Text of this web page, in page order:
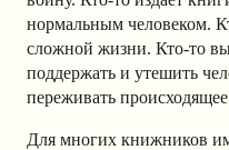
нормальным человеком.
сложной жизни. Кто-то
поддержать и утешить
переживать
Для многих книжников